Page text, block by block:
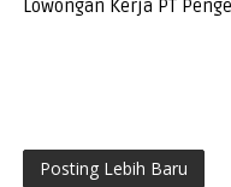
Lowongan Kerja PT
Posting Lebih Baru